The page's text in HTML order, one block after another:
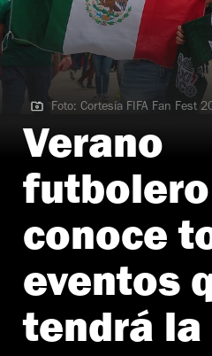
Foto: Cortesía FIFA Fan Fest 2022
Foto: Cortesía FIFA Fan Fest
Verano
conoce
eventos
tendrá la